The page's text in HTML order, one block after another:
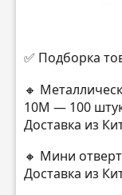
✅ Подборка
🔸
10M — 100
Доставка из
🔸 Мини
Доставка из